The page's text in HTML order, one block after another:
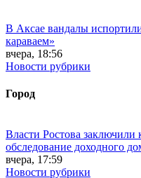
В Аксае вандалы
караваем»
вчера, 18:56
Новости рубрики
Город
Власти Ростова заключили
обследование доходного
вчера, 17:59
Новости рубрики